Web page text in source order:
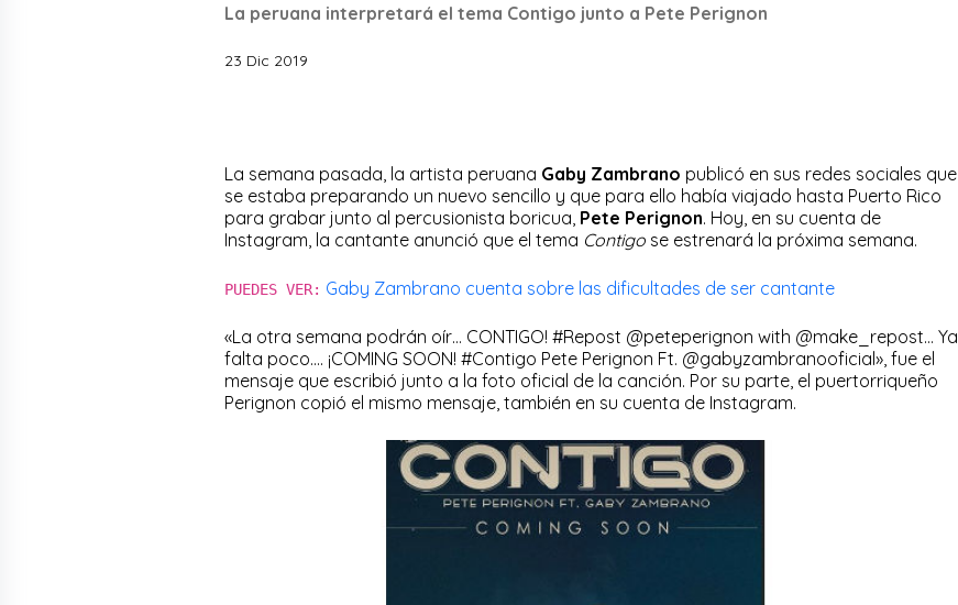
La peruana interpretará el tema Contigo junto a Pete Perignon
23 Dic 2019
La semana pasada, la artista peruana Gaby Zambrano publicó en sus redes sociales que
se estaba preparando un nuevo sencillo y que para ello había viajado hasta Puerto Rico
para grabar junto al percusionista boricua, Pete Perignon. Hoy, en su cuenta de
Instagram, la cantante anunció que el tema Contigo se estrenará la próxima semana.
PUEDES VER: Gaby Zambrano cuenta sobre las dificultades de ser cantante
«La otra semana podrán oír… CONTIGO! #Repost @peteperignon with @make_repost… Ya
falta poco…. ¡COMING SOON! #Contigo Pete Perignon Ft. @gabyzambranooficial», fue el
mensaje que escribió junto a la foto oficial de la canción. Por su parte, el puertorriqueño
Perignon copió el mismo mensaje, también en su cuenta de Instagram.